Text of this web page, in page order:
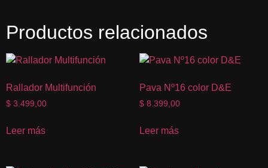
Productos relacionados
Rallador Multifunción
$ 3.499,00
Leer más
Pava Nº16 color D&E
$8.399,00
Leer más